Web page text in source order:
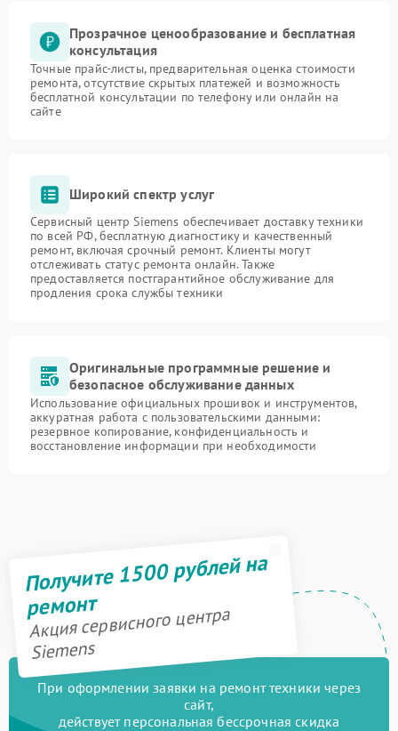
Прозрачное ценообразование и бесплатная
консультация
Точные прайс-листы, предварительная оценка стоимости
ремонта, отсутствие скрытых платежей и возможность
бесплатной консультации по телефону или онлайн на
сайте
Широкий спектр услуг
Сервисный центр Siemens обеспечивает доставку техники
по всей РФ, бесплатную диагностику и качественный
ремонт, включая срочный ремонт. Клиенты могут
отслеживать статус ремонта онлайн. Также
предоставляется постгарантийное обслуживание для
продления срока службы техники
Оригинальные программные решение и
безопасное обслуживание данных
Использование официальных прошивок и инструментов,
аккуратная работа с пользовательскими данными:
резервное копирование, конфиденциальность и
восстановление информации при необходимости
Получите 1500 рублей на
ремонт
Акция сервисного центра
Siemens
При оформлении заявки на ремонт техники через
сайт,
действует персональная бессрочная скидка